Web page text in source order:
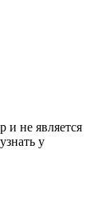
и не является
у